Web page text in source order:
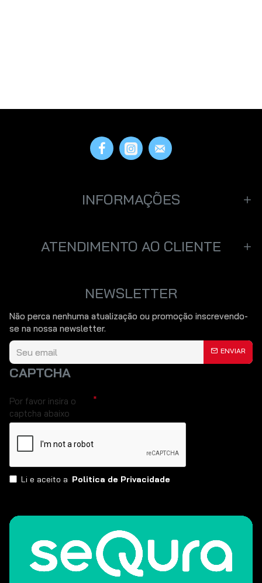
INFORMAÇÕES
ATENDIMENTO AO CLIENTE
NEWSLETTER
Não perca nenhuma atualização ou promoção inscrevendo-
se na nossa newsletter.
ENVIAR
CAPTCHA
Por favor insira o
captcha abaixo
Li e aceito a Politica de Privacidade